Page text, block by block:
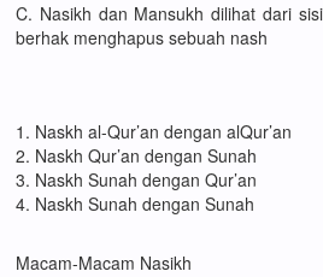
C. Nasikh dan Mansukh dilihat dari
berhak menghapus sebuah nash
1. Naskh al-Qur’an dengan alQur’an
2. Naskh Qur’an dengan Sunah
3. Naskh Sunah dengan Qur’an
4. Naskh Sunah dengan Sunah
Macam-Macam Nasikh